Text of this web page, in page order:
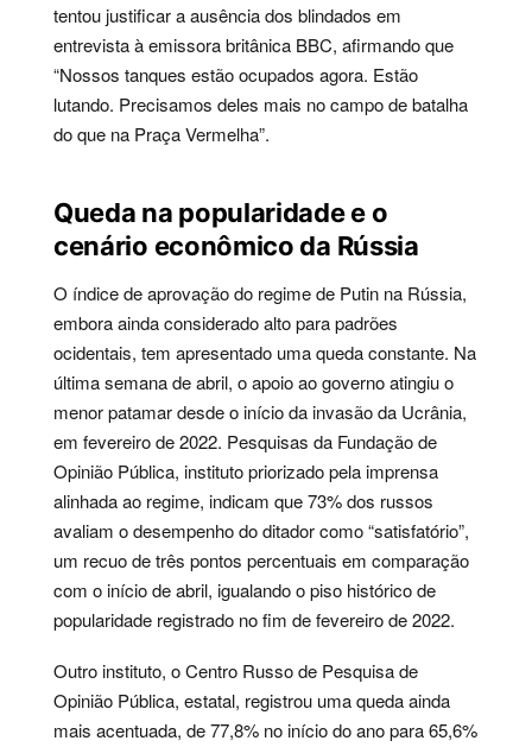
tentou justificar a ausência dos blindados em
entrevista à emissora britânica BBC, afirmando que
“Nossos tanques estão ocupados agora. Estão
lutando. Precisamos deles mais no campo de batalha
do que na Praça Vermelha”.
Queda na popularidade e o
cenário econômico da Rússia
O índice de aprovação do regime de Putin na Rússia,
embora ainda considerado alto para padrões
ocidentais, tem apresentado uma queda constante. Na
última semana de abril, o apoio ao governo atingiu o
menor patamar desde o início da invasão da Ucrânia,
em fevereiro de 2022. Pesquisas da Fundação de
Opinião Pública, instituto priorizado pela imprensa
alinhada ao regime, indicam que 73% dos russos
avaliam o desempenho do ditador como “satisfatório”,
um recuo de três pontos percentuais em comparação
com o início de abril, igualando o piso histórico de
popularidade registrado no fim de fevereiro de 2022.
Outro instituto, o Centro Russo de Pesquisa de
Opinião Pública, estatal, registrou uma queda ainda
mais acentuada, de 77,8% no início do ano para 65,6%